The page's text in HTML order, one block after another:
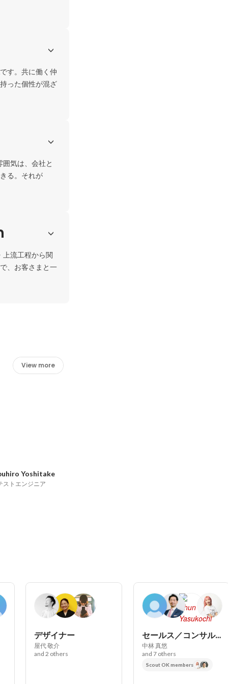
す。共に働く仲
った個性が混ざ
気は、会社と
る。それが
流工程から関
、お客さまと一
View more
Yoshitake
ストエンジニア
デザイナー
屋代 敬介
and 2 others
セールス／コンサルタント
中林 真悠
and 7 others
Scout OK members